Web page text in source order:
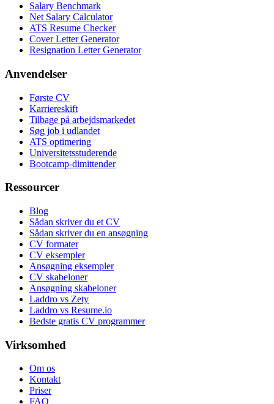
Salary Benchmark
Net Salary Calculator
ATS Resume Checker
Cover Letter Generator
Resignation Letter Generator
Anvendelser
Første CV
Karriereskift
Tilbage på arbejdsmarkedet
Søg job i udlandet
ATS optimering
Universitetsstuderende
Bootcamp-dimittender
Ressourcer
Blog
Sådan skriver du et CV
Sådan skriver du en ansøgning
CV formater
CV eksempler
Ansøgning eksempler
CV skabeloner
Ansøgning skabeloner
Laddro vs Zety
Laddro vs Resume.io
Bedste gratis CV programmer
Virksomhed
Om os
Kontakt
Priser
FAQ